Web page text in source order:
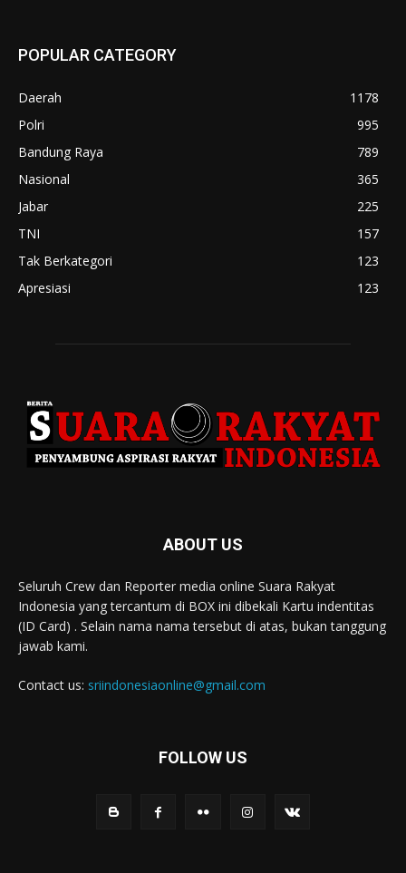
POPULAR CATEGORY
Daerah
1178
Polri
995
Bandung Raya
789
Nasional
365
Jabar
225
TNI
157
Tak Berkategori
123
Apresiasi
123
ABOUT US
Seluruh Crew dan Reporter media online Suara Rakyat
Indonesia yang tercantum di BOX ini dibekali Kartu indentitas
(ID Card) . Selain nama nama tersebut di atas, bukan tanggung
jawab kami.
Contact us: sriindonesiaonline@gmail.com
FOLLOW US